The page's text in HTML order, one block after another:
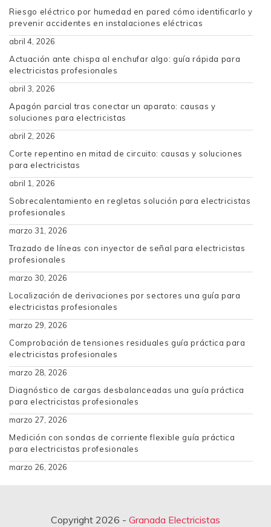
Riesgo eléctrico por humedad en pared cómo identificarlo y
prevenir accidentes en instalaciones eléctricas
abril 4, 2026
Actuación ante chispa al enchufar algo: guía rápida para
electricistas profesionales
abril 3, 2026
Apagón parcial tras conectar un aparato: causas y
soluciones para electricistas
abril 2, 2026
Corte repentino en mitad de circuito: causas y soluciones
para electricistas
abril 1, 2026
Sobrecalentamiento en regletas solución para electricistas
profesionales
marzo 31, 2026
Trazado de líneas con inyector de señal para electricistas
profesionales
marzo 30, 2026
Localización de derivaciones por sectores una guía para
electricistas profesionales
marzo 29, 2026
Comprobación de tensiones residuales guía práctica para
electricistas profesionales
marzo 28, 2026
Diagnóstico de cargas desbalanceadas una guía práctica
para electricistas profesionales
marzo 27, 2026
Medición con sondas de corriente flexible guía práctica
para electricistas profesionales
marzo 26, 2026
Copyright 2026 - Granada Electricistas